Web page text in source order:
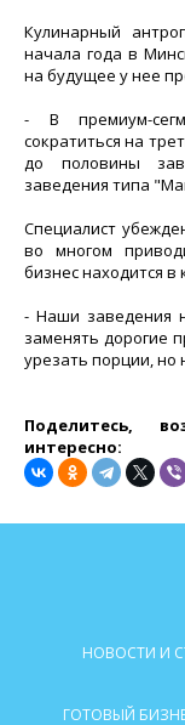
Кулинарный
начала года в
на будущее у нее
- В премиум-
сократиться на
до половины
заведения типа
Специалист
во многом
бизнес находится в
- Наши заведения
заменять дорогие
урезать порции,
Поделитесь,
интересно:
НОВОСТИ И
ГОТОВЫЙ